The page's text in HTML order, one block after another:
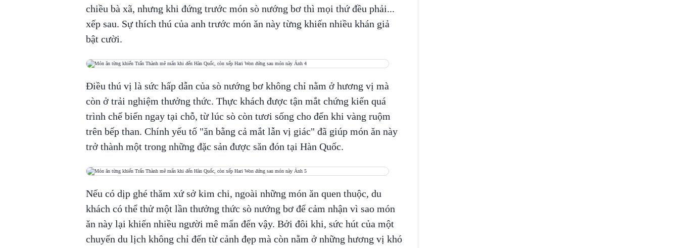
chiều bà xã, nhưng khi đứng trước món sò nướng bơ thì mọi thứ đều phải...
xếp sau. Sự thích thú của anh trước món ăn này từng khiến nhiều khán giả
bật cười.
Điều thú vị là sức hấp dẫn của sò nướng bơ không chỉ nằm ở hương vị mà
còn ở trải nghiệm thưởng thức. Thực khách được tận mắt chứng kiến quá
trình chế biến ngay tại chỗ, từ lúc sò còn tươi sống cho đến khi vàng ruộm
trên bếp than. Chính yếu tố "ăn bằng cả mắt lẫn vị giác" đã giúp món ăn này
trở thành một trong những đặc sản được săn đón tại Hàn Quốc.
Nếu có dịp ghé thăm xứ sở kim chi, ngoài những món ăn quen thuộc, du
khách có thể thử một lần thưởng thức sò nướng bơ để cảm nhận vì sao món
ăn này lại khiến nhiều người mê mẩn đến vậy. Bởi đôi khi, sức hút của một
chuyến du lịch không chỉ đến từ cảnh đẹp mà còn nằm ở những hương vị khó